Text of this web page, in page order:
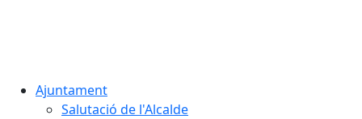
Ajuntament
Salutació de l'Alcalde